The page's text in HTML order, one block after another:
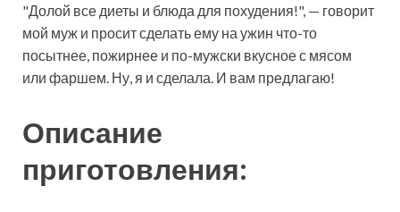
"Долой все диеты и блюда для похудения!", — говорит
мой муж и просит сделать ему на ужин что-то
посытнее, пожирнее и по-мужски вкусное с мясом
или фаршем. Ну, я и сделала. И вам предлагаю!
Описание
приготовления: